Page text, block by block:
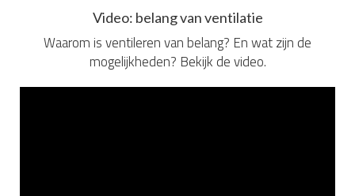
Video: belang van ventilatie
Waarom is ventileren van belang? En wat zijn de
mogelijkheden? Bekijk de video.